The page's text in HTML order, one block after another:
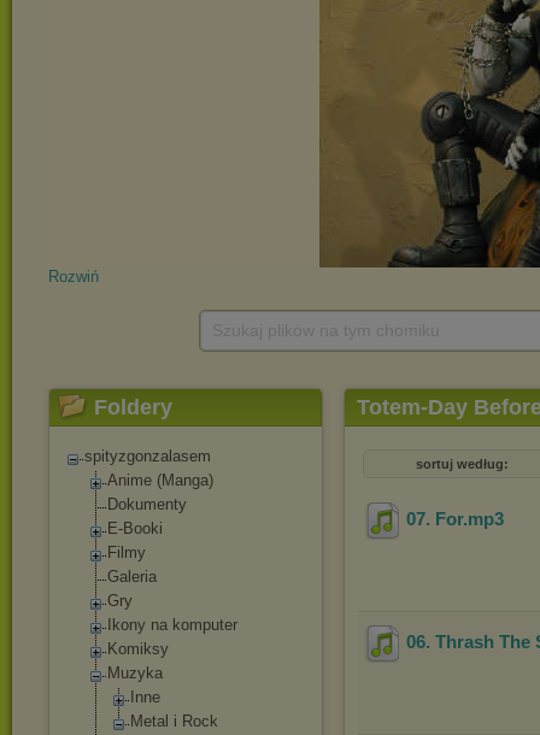
Rozwiń
Foldery
spityzgonzalasem
Anime (Manga)
Dokumenty
E-Booki
Filmy
Galeria
Gry
Ikony na komputer
Komiksy
Muzyka
Inne
Metal i Rock
Totem-Day
sortuj według:
07. For.mp3
06. Thrash The